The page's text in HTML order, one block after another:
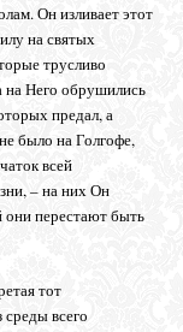
Он изливает этот
на святых
трусливо
на Него обрушились
предал, а
было на Голгофе,
всей
– на них Он
они перестают быть
тот
всего